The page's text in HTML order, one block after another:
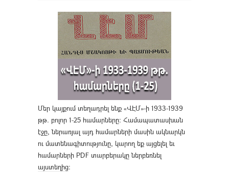
Մեր կայքում տեղադրել ենք «ՎԷՄ»-ի 1933-1939
թթ. բոլոր 1-25 համարները։ Համապատասխան
էջը, ներառյալ այդ համարների մասին ակնարկն
ու մատենագիտությունը, կարող եք այցելել եւ
համարների PDF տարբերակը ներբեռնել
այստեղից։